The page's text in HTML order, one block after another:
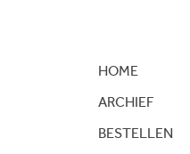
HOME
ARCHIEF
BESTELLEN